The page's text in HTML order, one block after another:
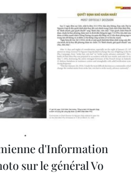
d'Information
sur le général Vo